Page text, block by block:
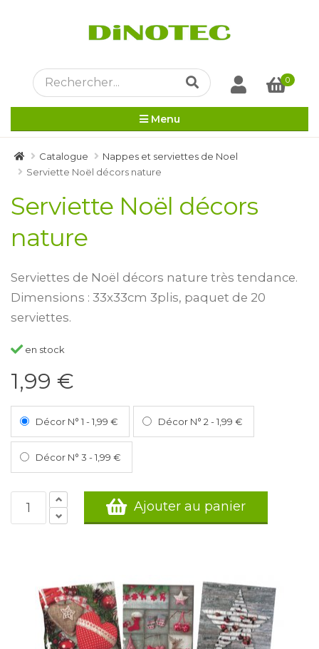
0
Menu
Catalogue
Nappes et serviettes de Noel
Serviette Noël décors nature
Serviette Noël décors
nature
Serviettes de Noël décors nature très tendance.
Dimensions : 33x33cm 3plis, paquet de 20
serviettes.
en stock
1,99 €
Décor N° 1 -1,99 € Décor N° 2 -1,99 €
Décor N° 3 -1,99 €
Ajouter au panier